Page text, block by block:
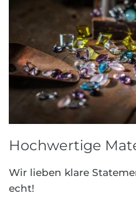
Hochwertige
Wir lieben klare
echt!